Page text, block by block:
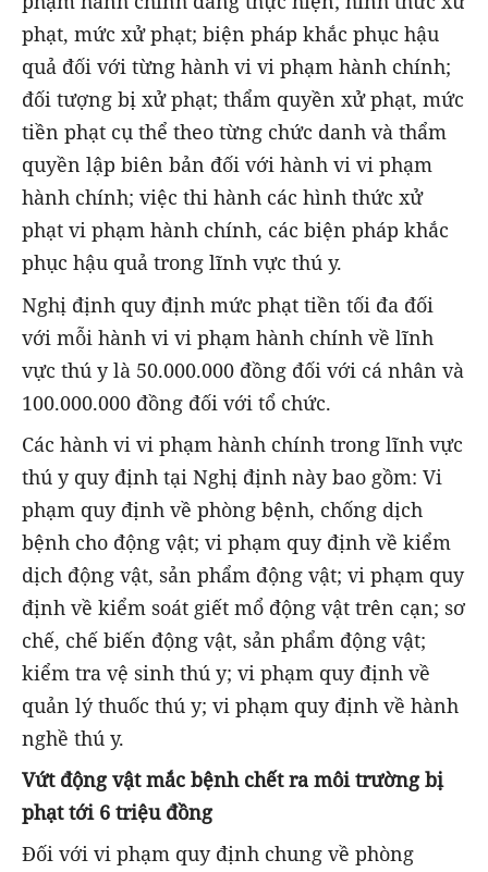
phạt, mức xử phạt; biện pháp khắc phục hậu
quả đối với từng hành vi vi phạm hành chính;
đối tượng bị xử phạt; thẩm quyền xử phạt, mức
tiền phạt cụ thể theo từng chức danh và thẩm
quyền lập biên bản đối với hành vi vi phạm
hành chính; việc thi hành các hình thức xử
phạt vi phạm hành chính, các biện pháp khắc
phục hậu quả trong lĩnh vực thú y.
Nghị định quy định mức phạt tiền tối đa đối
với mỗi hành vi vi phạm hành chính về lĩnh
vực thú y là 50.000.000 đồng đối với cá nhân và
100.000.000 đồng đối với tổ chức.
Các hành vi vi phạm hành chính trong lĩnh vực
thú y quy định tại Nghị định này bao gồm: Vi
phạm quy định về phòng bệnh, chống dịch
bệnh cho động vật; vi phạm quy định về kiểm
dịch động vật, sản phẩm động vật; vi phạm quy
định về kiểm soát giết mổ động vật trên cạn; sơ
chế, chế biến động vật, sản phẩm động vật;
kiểm tra vệ sinh thú y; vi phạm quy định về
quản lý thuốc thú y; vi phạm quy định về hành
nghề thú y.
Vứt động vật mắc bệnh chết ra môi trường bị
phạt tới 6 triệu đồng
Đối với vi phạm quy định chung về phòng